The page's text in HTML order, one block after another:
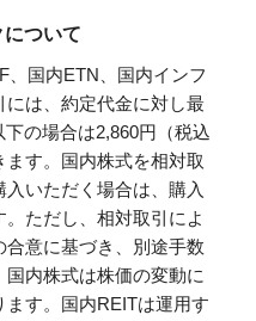
ついて
、国内ETN、国内インフ
は、約定代金に対し最
の場合は2,860円（税込
す。国内株式を相対取
いただく場合は、購入
ただし、相対取引によ
意に基づき、別途手数
内株式は株価の変動に
す。国内REITは運用す